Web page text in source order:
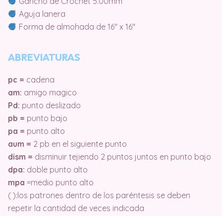
Aguja lanera
Forma de almohada de 16″ x 16″
ABREVIATURAS
pc = cadena
am: amigo magico
Pd: punto deslizado
pb = punto bajo
pa = punto alto
aum = 2 pb en el siguiente punto
dism = disminuir tejiendo 2 puntos juntos en punto bajo
dpa: doble punto alto
mpa =medio punto alto
( ):los patrones dentro de los paréntesis se deben
repetir la cantidad de veces indicada